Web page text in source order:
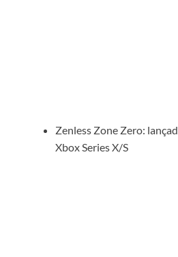
Zenless Zone Zero:
Xbox Series X/S